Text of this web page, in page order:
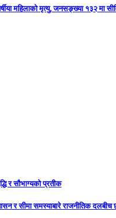
महिलाको मृत्यु, जनसङ्ख्या १३२ मा
र सौभाग्यको प्रतीक
र सीमा समस्याबारे राजनीतिक